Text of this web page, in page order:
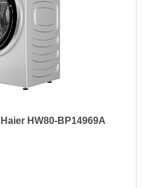
HW80-BP14969A